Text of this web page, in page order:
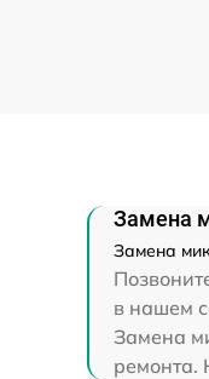
Замена
Замена
в нашем
Замена
ремонта.